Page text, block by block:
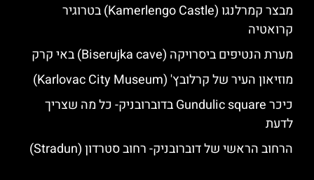
מבצר קמרלנגו (Kamerlengo Castle) בטרוגיר
קרואטיה
מערת הנטיפים ביסרויקה (Biserujka cave) באי קרק
מוזיאון העיר של קרלובץ' (Karlovac City Museum)
כיכר Gundulic square בדוברובניק- כל מה שצריך
לדעת
הרחוב הראשי של דוברובניק- רחוב סטרדון (Stradun)